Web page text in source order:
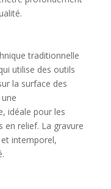
traditionnelle
utilise des outils
la surface des
idéale pour les
en relief. La gravure
intemporel,